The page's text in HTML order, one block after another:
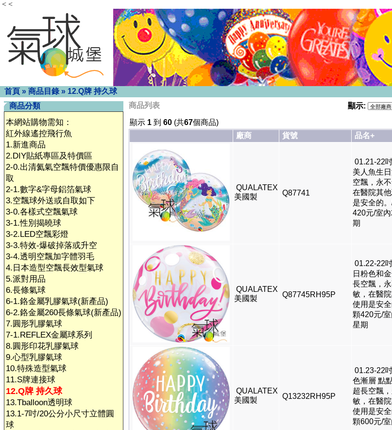
< <
首頁 » 商品目錄 » 12.Q牌 持久球
商品分類
本網站購物需知：
紅外線遙控飛行魚
1.新進商品
2.DIY貼紙專區及特價區
2-0.出清氦氣空飄特價優惠限自
取
2-1.數字&字母鋁箔氣球
3.空飄球外送或自取如下
3-0.各樣式空飄氣球
3-1.性別揭曉球
3-2.LED空飄彩燈
3-3.特效-爆破掉落或升空
3-4.透明空飄加字體羽毛
4.日本造型空飄長效型氣球
5.派對用品
6.長條氣球
6-1.鉻金屬乳膠氣球(新產品)
6-2.鉻金屬260長條氣球(新產品)
7.圓形乳膠氣球
7-1.REFLEX金屬球系列
8.圓形印花乳膠氣球
9.心型乳膠氣球
10.特殊造型氣球
11.S牌連接球
12.Q牌 持久球
13.Tballoon透明球
13.1-7吋/20公分小尺寸立體圓
球
商品列表
顯示:
顯示 1 到 60 (共67個商品)
廠商
貨號 品名+
QUALATEX
美國製
Q87741
01.21-22
美人魚生
空飄，永
在醫院其
是安全的
420元/室
期
QUALATEX
美國製
Q87745RH95P
01.22-22
日粉色和
長空飄，
敏，在醫
使用是安
顆420元/
星期
QUALATEX
美國製
Q13232RH95P
01.23-22
色漸層 點
超長空飄
敏，在醫
使用是安
顆600元/